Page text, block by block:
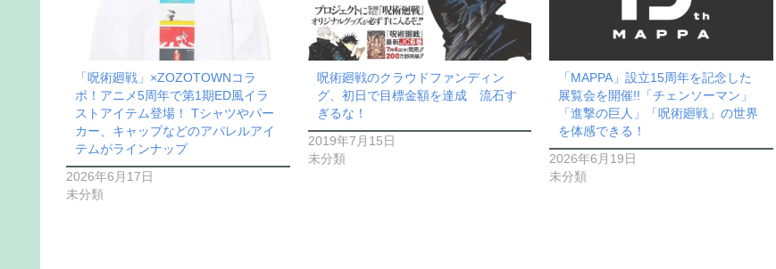
「呪術廻戦」×ZOZOTOWNコラ
ボ！アニメ5周年で第1期ED風イラ
ストアイテム登場！ Tシャツやパー
カー、キャップなどのアパレルアイ
テムがラインナップ
2026年6月17日
未分類
呪術廻戦のクラウドファンディン
グ、初日で目標金額を達成 流石す
ぎるな！
2019年7月15日
未分類
「MAPPA」設立15周年を記念した
展覧会を開催!!「チェンソーマン」
「進撃の巨人」「呪術廻戦」の世界
を体感できる！
2026年6月19日
未分類